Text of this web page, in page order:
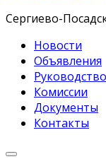
Сергиево-
Новости
Объявления
Руководство
Комиссии
Документы
Контакты